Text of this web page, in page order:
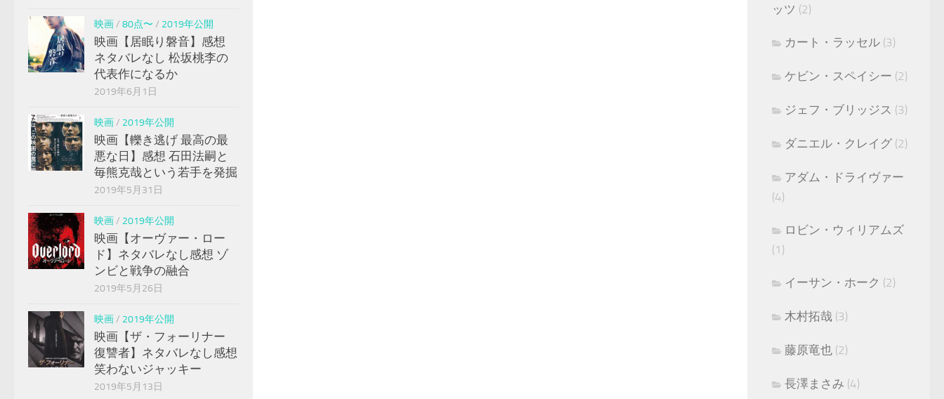
映画/ 80点〜 / 2019年公開
映画【居眠り磐音】感想
ネタバレなし 松坂桃李の
代表作になるか
2019年6月1日
映画/ 2019年公開
映画【轢き逃げ 最高の最
悪な日】感想 石田法嗣と
毎熊克哉という若手を発掘
2019年5月31日
映画/ 2019年公開
映画【オーヴァー・ロー
ド】ネタバレなし感想 ゾ
ンビと戦争の融合
2019年5月26日
映画/ 2019年公開
映画【ザ・フォーリナー
復讐者】ネタバレなし感想
笑わないジャッキー
2019年5月13日
ッツ (2)
カート・ラッセル (3)
ケビン・スペイシー (2)
ジェフ・ブリッジス (3)
ダニエル・クレイグ (2)
アダム・ドライヴァー
(4)
ロビン・ウィリアムズ
(1)
イーサン・ホーク (2)
木村拓哉 (3)
藤原竜也 (2)
長澤まさみ (4)